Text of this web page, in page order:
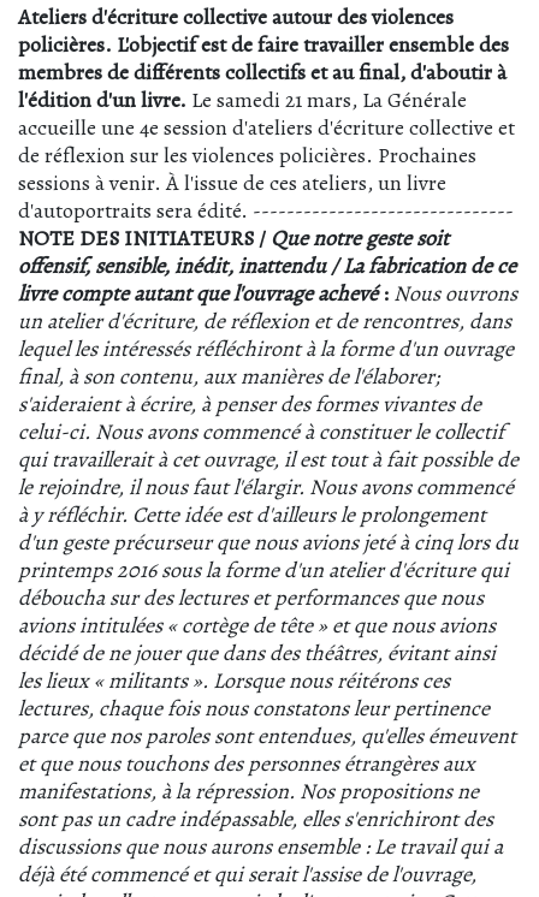
Ateliers d'écriture collective autour des violences
policières. L'objectif est de faire travailler ensemble des
membres de différents collectifs et au final, d'aboutir à
l'édition d'un livre. Le samedi 21 mars, La Générale
accueille une 4e session d'ateliers d'écriture collective et
de réflexion sur les violences policières. Prochaines
sessions à venir.Àl'issue de ces ateliers, un livre
d'autoportraits sera édité. -------------------------------
NOTE DES INITIATEURS / Que notre geste soit
offensif, sensible, inédit, inattendu / La fabrication de ce
livre compte autant que l'ouvrage achevé: Nous ouvrons
un atelier d'écriture, de réflexion et de rencontres, dans
lequel les intéressés réfléchiront à la forme d'un ouvrage
final, à son contenu, aux manières de l'élaborer;
s'aideraient à écrire, à penser des formes vivantes de
celui-ci. Nous avons commencé à constituer le collectif
qui travaillerait à cet ouvrage, il est tout à fait possible de
le rejoindre, il nous faut l'élargir. Nous avons commencé
à y réfléchir. Cette idée est d'ailleurs le prolongement
d'un geste précurseur que nous avions jeté à cinq lors du
printemps 2016 sous la forme d'un atelier d'écriture qui
déboucha sur des lectures et performances que nous
avions intitulées « cortège de tête » et que nous avions
décidé de ne jouer que dans des théâtres, évitant ainsi
les lieux « militants ». Lorsque nous réitérons ces
lectures, chaque fois nous constatons leur pertinence
parce que nos paroles sont entendues, qu'elles émeuvent
et que nous touchons des personnes étrangères aux
manifestations, à la répression. Nos propositions ne
sont pas un cadre indépassable, elles s'enrichiront des
discussions que nous aurons ensemble : Le travail qui a
déjà été commencé et qui serait l'assise de l'ouvrage,